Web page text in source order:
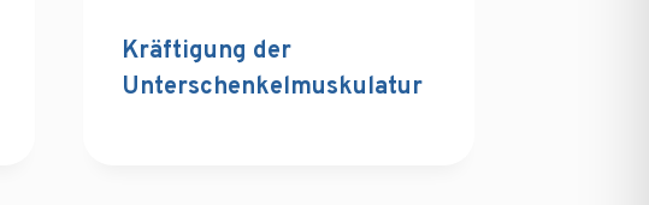
Kräftigung der
Unterschenkelmuskulatur